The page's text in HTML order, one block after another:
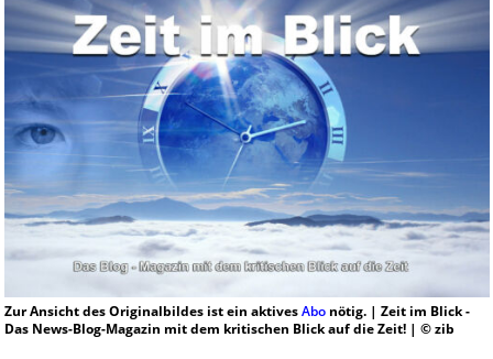
Zur Ansicht des Originalbildes ist ein aktivesAbonötig. | Zeit im Blick -
Das News-Blog-Magazin mit dem kritischen Blick auf die Zeit! | © zib